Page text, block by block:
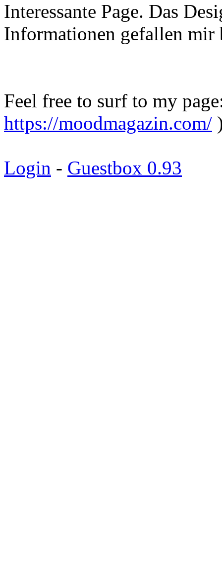
Interessante Page. Das
Informationen gefallen mir
Feel free to surf to my
https://moodmagazin.com/
Login - Guestbox 0.93